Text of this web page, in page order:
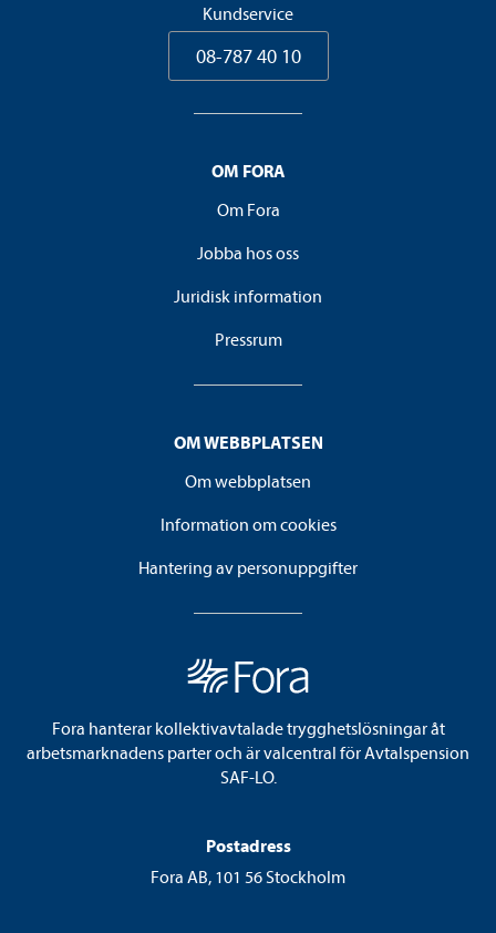
Kundservice
08-787 40 10
OM FORA
Om Fora
Jobba hos oss
Juridisk information
Pressrum
OM WEBBPLATSEN
Om webbplatsen
Information om cookies
Hantering av personuppgifter
Fora hanterar kollektivavtalade trygghetslösningar åt
arbetsmarknadens parter och är valcentral för Avtalspension
SAF-LO.
Postadress
Fora AB, 101 56 Stockholm